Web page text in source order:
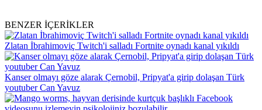
BENZER İÇERİKLER
Zlatan İbrahimoviç Twitch'i salladı Fortnite oynadı kanal yıkıldı
Kanser olmayı göze alarak Çernobil, Pripyat'a girip dolaşan Türk
youtuber Can Yavuz